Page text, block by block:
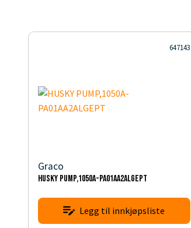
647143
Graco
HUSKY PUMP,1050A-PA01AA2ALGEPT
Legg til innkjøpsliste